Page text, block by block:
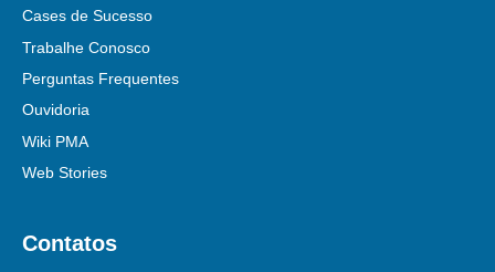
Cases de Sucesso
Trabalhe Conosco
Perguntas Frequentes
Ouvidoria
Wiki PMA
Web Stories
Contatos